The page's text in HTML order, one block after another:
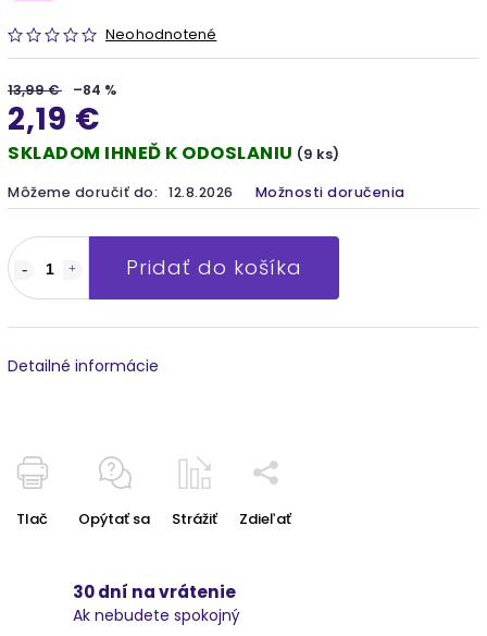
Neohodnotené
13,99 € –84 %
2,19 €
SKLADOM IHNEĎ K ODOSLANIU (9 ks)
Môžeme doručiť do: 12.8.2026 Možnosti doručenia
Pridať do košíka
Detailné informácie
Tlač Opýtať sa Strážiť Zdieľať
30 dní na vrátenie
Ak nebudete spokojný